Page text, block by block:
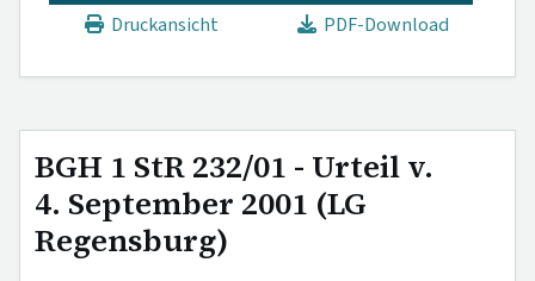
Druckansicht
PDF-Download
BGH 1 StR 232/01 - Urteil v.
4. September 2001 (LG
Regensburg)